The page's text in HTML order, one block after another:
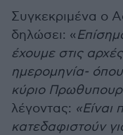
Συγκεκριμένα ο
δηλώσει: «
έχουμε στις
ημερομηνία-
κύριο
λέγοντας: «Είναι
κατεδαφιστούν